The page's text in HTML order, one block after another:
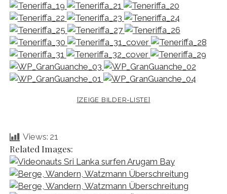
[ZEIGE BILDER-LISTE]
Views: 21
Related Images: